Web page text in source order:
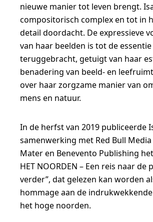
nieuwe manier tot leven brengt.
compositorisch complex en tot in
detail doordacht. De expressieve
van haar beelden is tot de essentie
teruggebracht, getuigt van haar
benadering van beeld- en
over haar zorgzame manier van
mens en natuur.
In de herfst van 2019 publiceerde
samenwerking met Red Bull
Mater en Benevento Publishing
HET NOORDEN – Een reis naar de
verder”, dat gelezen kan worden
hommage aan de
het hoge noorden.